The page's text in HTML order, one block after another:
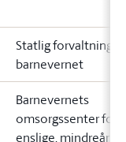
Statlig forvaltning
barnevernet
Barnevernets
omsorgssenter for
enslige, mindreårige